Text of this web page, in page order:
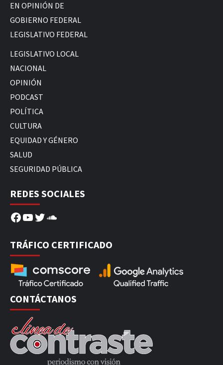
EN OPINIÓN DE
GOBIERNO FEDERAL
LEGISLATIVO FEDERAL
LEGISLATIVO LOCAL
NACIONAL
OPINIÓN
PODCAST
POLÍTICA
CULTURA
EQUIDAD Y GÉNERO
SALUD
SEGURIDAD PÚBLICA
REDES SOCIALES
Facebook
YouTube
Twitter
SoundCloud
TRÁFICO CERTIFICADO
CONTÁCTANOS